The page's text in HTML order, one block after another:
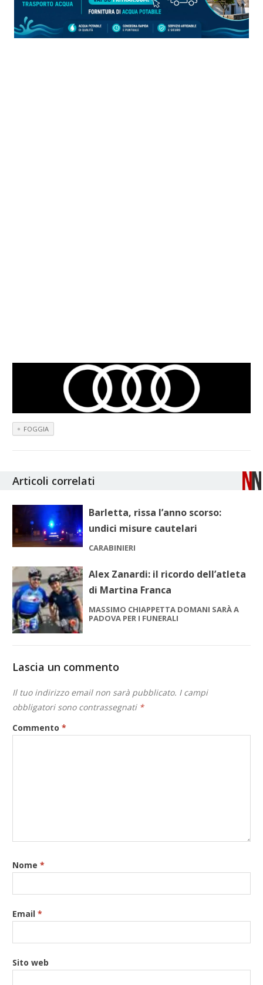
FOGGIA
Articoli correlati
Barletta, rissa l’anno scorso:
undici misure cautelari
CARABINIERI
Alex Zanardi: il ricordo dell’atleta
di Martina Franca
MASSIMO CHIAPPETTA DOMANI SARÀ A
PADOVA PER I FUNERALI
Lascia un commento
Il tuo indirizzo email non sarà pubblicato. I campi
obbligatori sono contrassegnati *
Commento*
Nome*
Email*
Sito web